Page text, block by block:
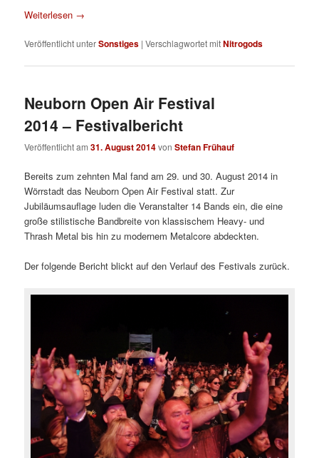
Weiterlesen →
Veröffentlicht unterSonstiges |Verschlagwortet mitNitrogods
Neuborn Open Air Festival
2014 – Festivalbericht
Veröffentlicht am31. August 2014vonStefan Frühauf
Bereits zum zehnten Mal fand am 29. und 30. August 2014 in
Wörrstadt das Neuborn Open Air Festival statt. Zur
Jubiläumsauflage luden die Veranstalter 14 Bands ein, die eine
große stilistische Bandbreite von klassischem Heavy- und
Thrash Metal bis hin zu modernem Metalcore abdeckten.
Der folgende Bericht blickt auf den Verlauf des Festivals zurück.